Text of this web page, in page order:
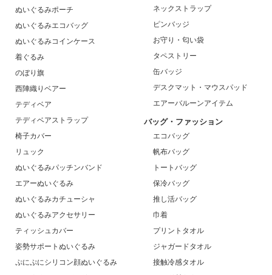
ぬいぐるみポーチ
ぬいぐるみエコバッグ
ぬいぐるみコインケース
着ぐるみ
のぼり旗
西陣織りベアー
テディベア
テディベアストラップ
椅子カバー
リュック
ぬいぐるみパッチンバンド
エアーぬいぐるみ
ぬいぐるみカチューシャ
ぬいぐるみアクセサリー
ティッシュカバー
姿勢サポートぬいぐるみ
ぷにぷにシリコン顔ぬいぐるみ
ネックストラップ
ピンバッジ
お守り・匂い袋
タペストリー
缶バッジ
デスクマット・マウスパッド
エアーバルーンアイテム
バッグ・ファッション
エコバッグ
帆布バッグ
トートバッグ
保冷バッグ
推し活バッグ
巾着
プリントタオル
ジャガードタオル
接触冷感タオル